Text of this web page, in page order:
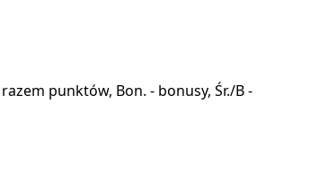
punktów, Bon. - bonusy, Śr./B -